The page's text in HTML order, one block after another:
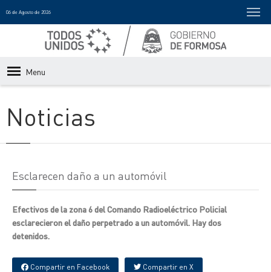
06 de Agosto de 2026
Menu
Noticias
Esclarecen daño a un automóvil
Efectivos de la zona 6 del Comando Radioeléctrico Policial
esclarecieron el daño perpetrado a un automóvil. Hay dos
detenidos.
Compartir en Facebook Compartir en X